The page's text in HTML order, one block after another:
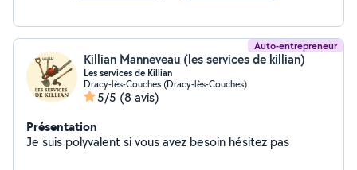
Auto-entrepreneur
Killian Manneveau (les services de killian)
Les services de Killian
Dracy-lès-Couches (Dracy-lès-Couches)
5/5 (8 avis)
Présentation
Je suis polyvalent si vous avez besoin hésitez pas